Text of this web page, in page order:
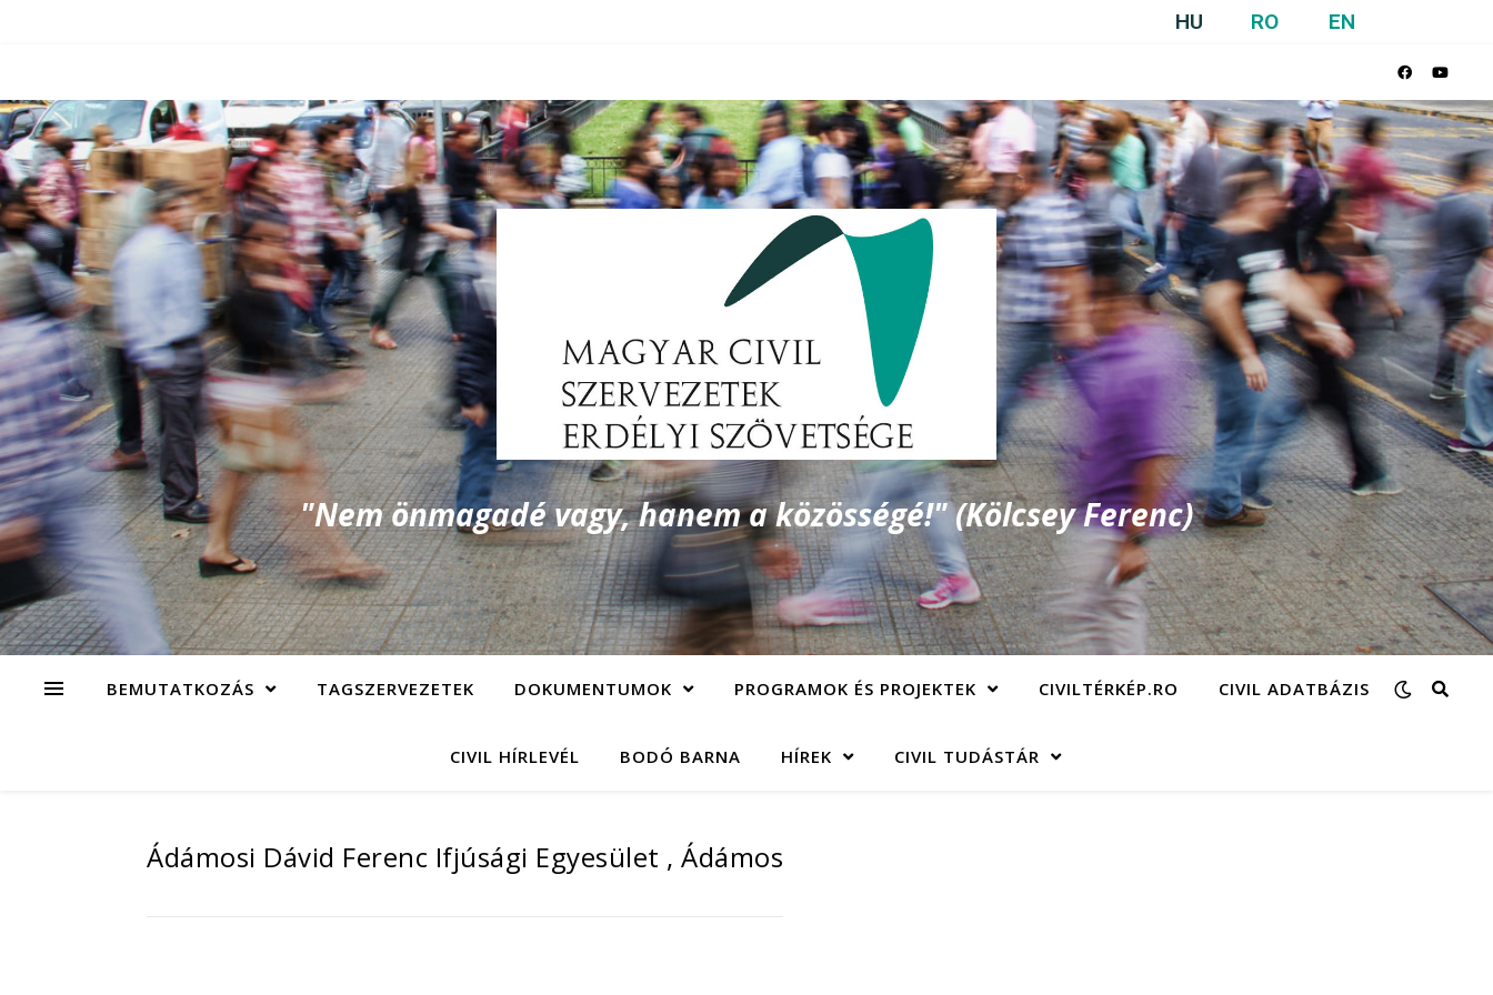
HU RO EN
"Nem önmagadé vagy, hanem a közösségé!" (Kölcsey Ferenc)
BEMUTATKOZÁS TAGSZERVEZETEK DOKUMENTUMOK PROGRAMOK ÉS PROJEKTEK CIVILTÉRKÉP.RO CIVIL ADATBÁZIS
CIVIL HÍRLEVÉL BODÓ BARNA HÍREK CIVIL TUDÁSTÁR
Ádámosi Dávid Ferenc Ifjúsági Egyesület , Ádámos